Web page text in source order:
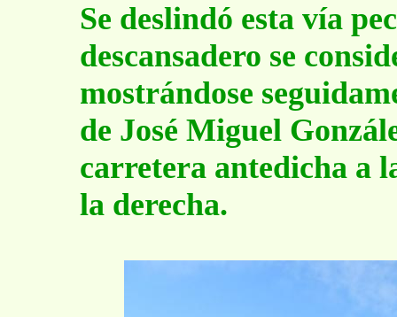
Se deslindó esta vía
descansadero se
mostrándose
de José Miguel
carretera antedicha a
la derecha.